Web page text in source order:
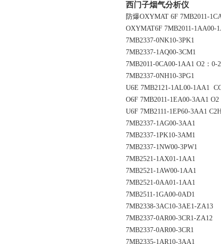
西门子烟气分析仪
防爆OXYMAT 6F 7MB2011-
OXYMAT6F 7MB2011-1AA00-
7MB2337-0NK10-3PK1
7MB2337-1AQ00-3CM1
7MB2011-0CA00-1AA1 O2：0-
7MB2337-0NH10-3PG1
U6E 7MB2121-1AL00-1AA1
O6F 7MB2011-1EA00-3AA1 O2
U6F 7MB2111-1EP60-3AA1
7MB2337-1AG00-3AA1
7MB2337-1PK10-3AM1
7MB2337-1NW00-3PW1
7MB2521-1AX01-1AA1
7MB2521-1AW00-1AA1
7MB2521-0AA01-1AA1
7MB2511-1GA00-0AD1
7MB2338-3AC10-3AE1-ZA13
7MB2337-0AR00-3CR1-ZA12
7MB2337-0AR00-3CR1
7MB2335-1AR10-3AA1